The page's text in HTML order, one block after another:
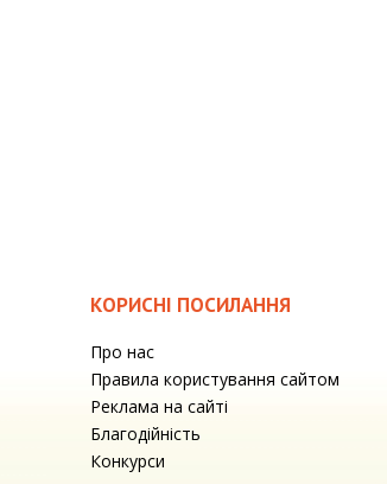
КОРИСНІ ПОСИЛАННЯ
Про нас
Правила користування сайтом
Реклама на сайті
Благодійність
Конкурси